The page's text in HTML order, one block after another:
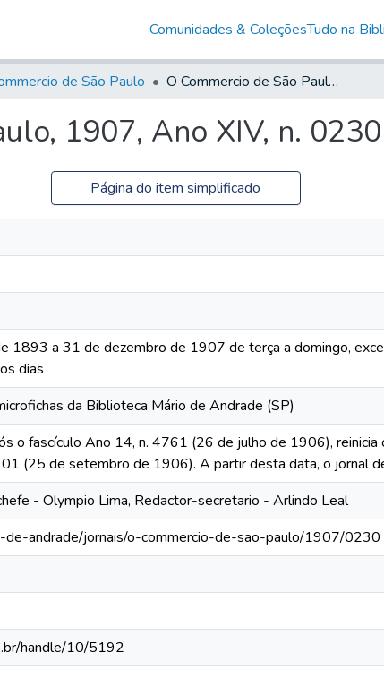
Comunidades & ColeçõesTudo na
de São Paulo O Commercio de São Paulo, 1907, Ano XIV, n. 0230
1907, Ano XIV, n. 0230
Página do item simplificado
1893 a 31 de dezembro de 1907 de terça a domingo,
dias
da Biblioteca Mário de Andrade (SP)
o fascículo Ano 14, n. 4761 (26 de julho de 1906), reinicia
(25 de setembro de 1906). A partir desta data, o jornal
- Olympio Lima, Redactor-secretario - Arlindo Leal
andrade/jornais/o-commercio-de-sao-paulo/1907/0230
handle/10/5192